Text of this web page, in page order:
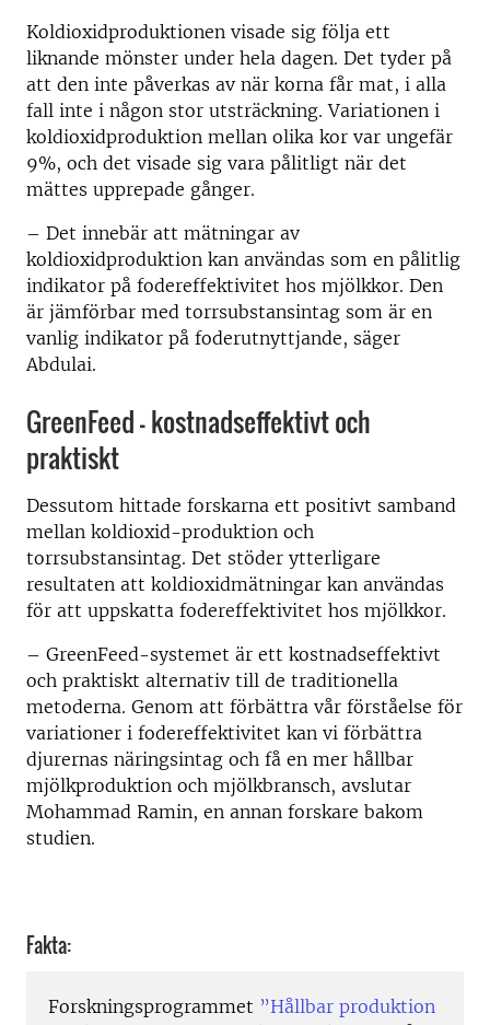
Koldioxidproduktionen visade sig följa ett
liknande mönster under hela dagen. Det tyder på
att den inte påverkas av när korna får mat, i alla
fall inte i någon stor utsträckning. Variationen i
koldioxidproduktion mellan olika kor var ungefär
9%, och det visade sig vara pålitligt när det
mättes upprepade gånger.
– Det innebär att mätningar av
koldioxidproduktion kan användas som en pålitlig
indikator på fodereffektivitet hos mjölkkor. Den
är jämförbar med torrsubstansintag som är en
vanlig indikator på foderutnyttjande, säger
Abdulai.
GreenFeed – kostnadseffektivt och
praktiskt
Dessutom hittade forskarna ett positivt samband
mellan koldioxid-produktion och
torrsubstansintag. Det stöder ytterligare
resultaten att koldioxidmätningar kan användas
för att uppskatta fodereffektivitet hos mjölkkor.
– GreenFeed-systemet är ett kostnadseffektivt
och praktiskt alternativ till de traditionella
metoderna. Genom att förbättra vår förståelse för
variationer i fodereffektivitet kan vi förbättra
djurernas näringsintag och få en mer hållbar
mjölkproduktion och mjölkbransch, avslutar
Mohammad Ramin, en annan forskare bakom
studien.
Fakta:
Forskningsprogrammet ”Hållbar produktion